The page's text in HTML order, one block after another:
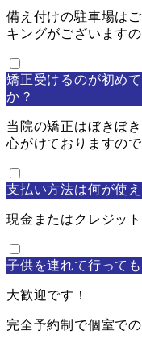
備え付けの駐車場は
キングがございます
矯正受けるのが初め
か？
当院の矯正はぼきぼ
心がけておりますの
支払い方法は何が使
現金またはクレジッ
子供を連れて行って
大歓迎です！
完全予約制で個室で